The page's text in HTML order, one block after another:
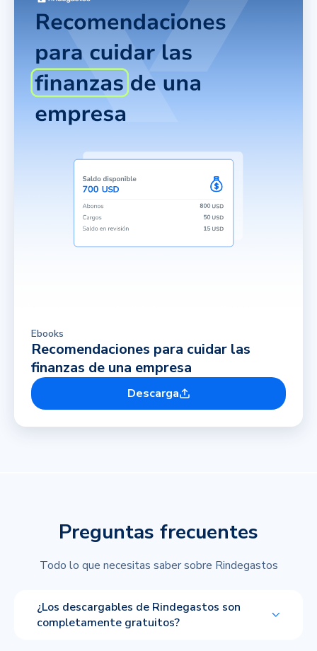
Ebooks
Recomendaciones para cuidar las
finanzas de una empresa
Descarga
Preguntas frecuentes
Todo lo que necesitas saber sobre Rindegastos
¿Los descargables de Rindegastos son
completamente gratuitos?